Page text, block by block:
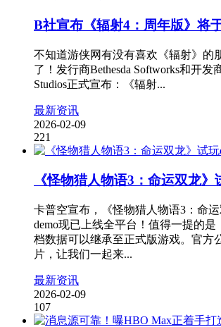
B社宣布《辐射4：周年版》将
不知道游侠网有没有喜欢《辐射》的
了！发行商Bethesda Softworks和开发
Studios正式宣布：《辐射...
最新资讯
2026-02-09
221
《怪物猎人物语3：命运双龙》
卡普空宣布，《怪物猎人物语3：命
demo现已上线全平台！值得一提的
档数据可以继承至正式版游戏。官方
片，让我们一起来...
最新资讯
2026-02-09
107